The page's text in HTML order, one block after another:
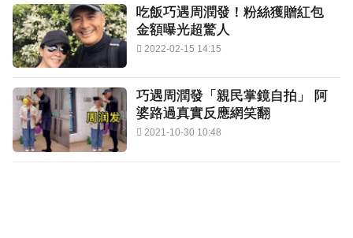
吃飯巧遇周潤發！粉絲獲贈紅包
金額曝光超驚人
2022-02-15 14:15
巧遇周潤發「親民掌鏡自拍」 阿
婆路過真實反應網笑翻
2021-10-30 10:48